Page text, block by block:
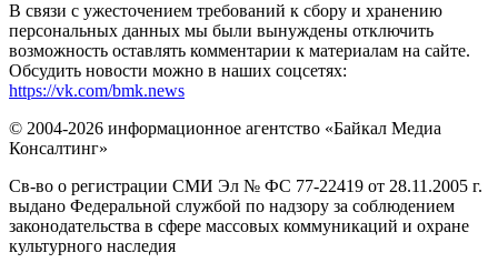
В связи с ужесточением требований к сбору и хранению
персональных данных мы были вынуждены отключить
возможность оставлять комментарии к материалам на сайте.
Обсудить новости можно в наших соцсетях:
https://vk.com/bmk.news
© 2004-2026 информационное агентство «Байкал Медиа
Консалтинг»
Св-во о регистрации СМИ Эл № ФС 77-22419 от 28.11.2005 г.
выдано Федеральной службой по надзору за соблюдением
законодательства в сфере массовых коммуникаций и охране
культурного наследия